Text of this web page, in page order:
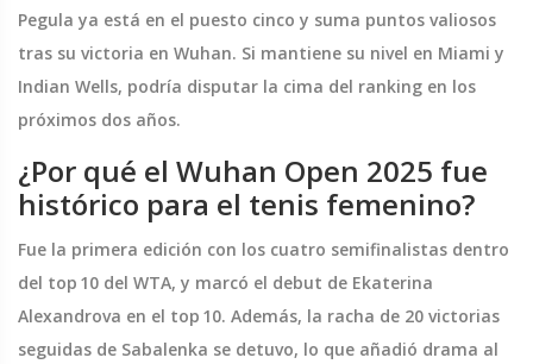
Pegula ya está en el puesto cinco y suma puntos valiosos
tras su victoria en Wuhan. Si mantiene su nivel en Miami y
Indian Wells, podría disputar la cima del ranking en los
próximos dos años.
¿Por qué el Wuhan Open 2025 fue
histórico para el tenis femenino?
Fue la primera edición con los cuatro semifinalistas dentro
del top 10 del WTA, y marcó el debut de Ekaterina
Alexandrova en el top 10. Además, la racha de 20 victorias
seguidas de Sabalenka se detuvo, lo que añadió drama al